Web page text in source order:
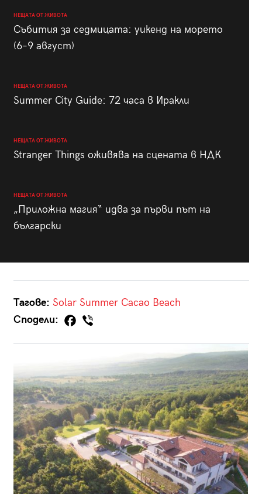
НЕЩАТА ОТ ЖИВОТА
Събития за седмицата: уикенд на морето
(6–9 август)
НЕЩАТА ОТ ЖИВОТА
Summer City Guide: 72 часа в Иракли
НЕЩАТА ОТ ЖИВОТА
Stranger Things оживява на сцената в НДК
НЕЩАТА ОТ ЖИВОТА
„Приложна магия“ идва за първи път на
български
Тагове: Solar Summer Cacao Beach
Сподели: